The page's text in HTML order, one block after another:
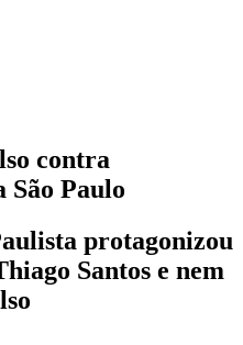
contra
São Paulo
protagonizou
Santos e nem